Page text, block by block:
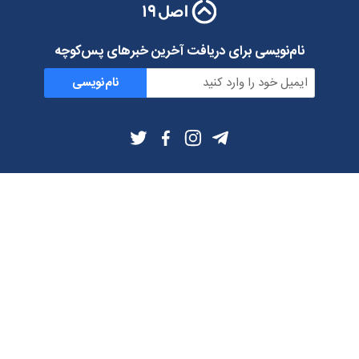
نام‌نویسی برای دریافت آخرین خبرهای پس‌کوچه
نام‌نویسی